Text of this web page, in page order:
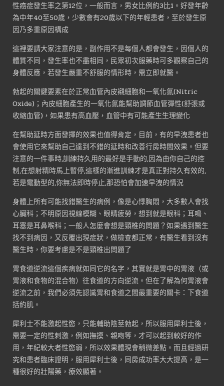
性癌症發生率之第12位，一般而言，男女比例約3比1。好發年齡
為中年40至50歲，少數會有20歲以下的年輕患者，至於發生原
因乃多重原因構成
這裡要請大家注意的是，副作用不是每個人都會發生，因個人的
體質不同，發生率也不盡相同，民眾初次服藥時可多觀察自己的
身體反應，若發生嚴重不舒服的情形時，需立即就醫。
勃起的關鍵要素在於正常血管內皮襯細胞和一氧化氮(Nitric
Oxide)；內皮細胞產生的一氧化氮能幫助調節血管彈性(舒張或
收縮血管)，如果患有高血壓，血管中有可能產生生理變化
在幫助延時方面發揮的效果也值得肯定，目前，有的早洩患者也
會使用它來幫助自己達到不錯的延時和改善行房時間效果。但要
注意的一件事時,訓練持久用的最好是手動的,因為由你自己的控
制,在想射精時馬上暫停,這樣的漸進訓練才是真正對持久有效的,
若是電動型的,你無法即時停止,那恐怕會加速早洩的情況
身體上所有可能找錯醫生的病例，像是心悸胸悶，大多數人會找
心臟科；不明原因視線模糊、眼睛疲勞，想到就是眼科；耳鳴、
耳塞是耳鼻喉科；一般人怎麼會想是頸椎的問題？如果遇到醫生
找不到病因，又反覆出現症狀，做檢查都正常，有醫生看到沒有
醫生時，你要考慮是不是頸椎出問題了
胃食道逆流這個疾病就如同它的名字，其實就是胃中的胃液（或
胃液和食物的混合物）往食道的方向逆流。但在了解為何胃液會
逆流之前，我們必須先認識胃和食道之間最重要的關卡：下食道
括約肌。
犀利士不能激起性慾，只能輔助陰莖勃起，所以服用犀利士後，
需要一定的性刺激，例如撫摸、親吻等，才可以起到較好的作
用，年紀較大者性慾弱，所以效果體現會稍微差點。而且經過研
究和患者臨床證明，服用犀利士後，同房成功率大大提高，是一
種很好的壯陽藥，療效顯著。